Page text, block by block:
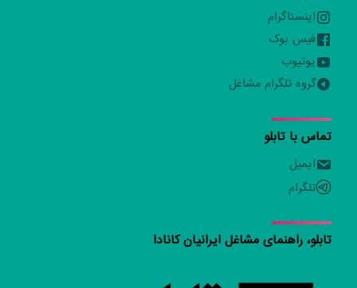
اینستاگرام
فیس بوک
یوتیوب
گروه تلگرام مشاغل
تماس با تابلو
ایمیل
تلگرام
تابلو، راهنمای مشاغل ایرانیان کانادا